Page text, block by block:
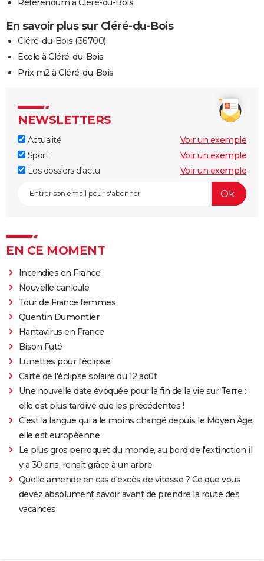
Référendum à Cléré-du-Bois
En savoir plus sur Cléré-du-Bois
Cléré-du-Bois (36700)
Ecole à Cléré-du-Bois
Prix m2 à Cléré-du-Bois
NEWSLETTERS
Actualité
Voir un exemple
Sport
Voir un exemple
Les dossiers d'actu
Voir un exemple
EN CE MOMENT
Incendies en France
Nouvelle canicule
Tour de France femmes
Quentin Dumontier
Hantavirus en France
Bison Futé
Lunettes pour l'éclipse
Carte de l'éclipse solaire du 12 août
Une nouvelle date évoquée pour la fin de la vie sur Terre :
elle est plus tardive que les précédentes !
C'est la langue qui a le moins changé depuis le Moyen Âge,
elle est européenne
Le plus gros perroquet du monde, au bord de l'extinction il
y a 30 ans, renaît grâce à un arbre
Quelle amende en cas d'excès de vitesse ? Ce que vous
devez absolument savoir avant de prendre la route des
vacances